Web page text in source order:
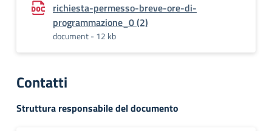
richiesta-permesso-breve-ore-di-
programmazione_0 (2)
document - 12 kb
Contatti
Struttura responsabile del documento